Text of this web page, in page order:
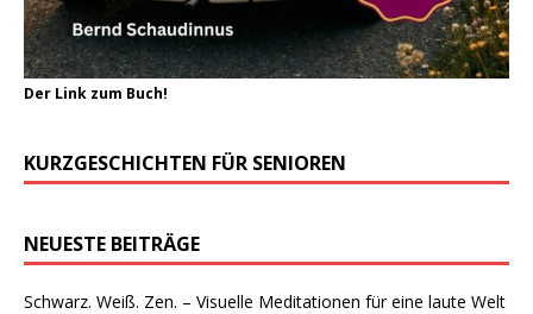
Der Link zum Buch!
KURZGESCHICHTEN FÜR SENIOREN
NEUESTE BEITRÄGE
Schwarz. Weiß. Zen. – Visuelle Meditationen für eine laute Welt